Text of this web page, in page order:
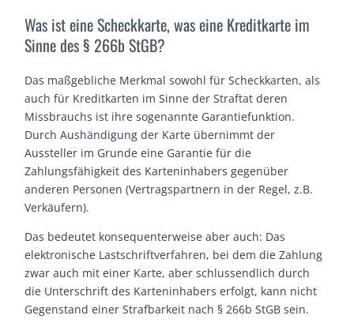
Was ist eine Scheckkarte, was eine Kreditkarte im
Sinne des § 266b StGB?
Das maßgebliche Merkmal sowohl für Scheckkarten, als
auch für Kreditkarten im Sinne der Straftat deren
Missbrauchs ist ihre sogenannte Garantiefunktion.
Durch Aushändigung der Karte übernimmt der
Aussteller im Grunde eine Garantie für die
Zahlungsfähigkeit des Karteninhabers gegenüber
anderen Personen (Vertragspartnern in der Regel, z.B.
Verkäufern).
Das bedeutet konsequenterweise aber auch: Das
elektronische Lastschriftverfahren, bei dem die Zahlung
zwar auch mit einer Karte, aber schlussendlich durch
die Unterschrift des Karteninhabers erfolgt, kann nicht
Gegenstand einer Strafbarkeit nach § 266b StGB sein.